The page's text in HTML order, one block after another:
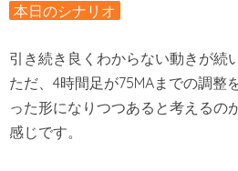
本日のシナリオ
引き続き良くわからない動きが続
ただ、4時間足が75MAまでの調整
った形になりつつあると考えるの
感じです。